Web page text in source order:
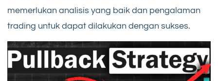
memerlukan analisis yang baik dan pengalaman
trading untuk dapat dilakukan dengan sukses.